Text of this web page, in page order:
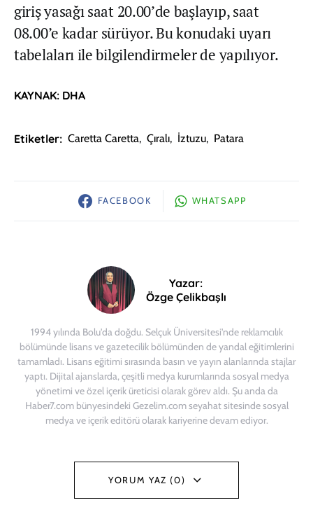
giriş yasağı saat 20.00’de başlayıp, saat
08.00’e kadar sürüyor. Bu konudaki uyarı
tabelaları ile bilgilendirmeler de yapılıyor.
KAYNAK: DHA
Etiketler: Caretta Caretta, Çıralı, İztuzu, Patara
FACEBOOK WHATSAPP
Yazar:
Özge Çelikbaşlı
1994 yılında Bolu'da doğdu. Selçuk Üniversitesi'nde reklamcılık
bölümünde lisans ve gazetecilik bölümünden de yandal eğitimlerini
tamamladı. Lisans eğitimi sırasında basın ve yayın alanlarında stajlar
yaptı. Dijital ajanslarda, çeşitli medya kurumlarında sosyal medya
yönetimi ve özel içerik üreticisi olarak görev aldı. Şu anda da
Haber7.com bünyesindeki Gezelim.com seyahat sitesinde sosyal
medya ve içerik editörü olarak kariyerine devam ediyor.
YORUM YAZ (0)